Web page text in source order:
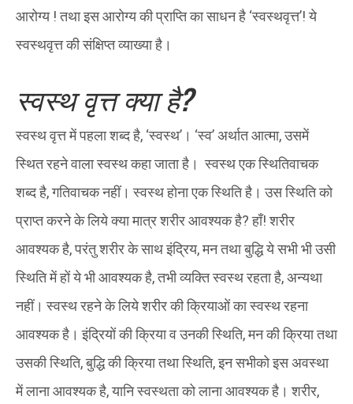
आरोग्य ! तथा इस आरोग्य की प्राप्ति का साधन है ‘स्वस्थवृत्त’! ये
स्वस्थवृत्त की संक्षिप्त व्याख्या है।
स्वस्थ वृत्त क्या है?
स्वस्थ वृत्त में पहला शब्द है, ‘स्वस्थ’। ‘स्व’ अर्थात आत्मा, उसमें
स्थित रहने वाला स्वस्थ कहा जाता है। स्वस्थ एक स्थितिवाचक
शब्द है, गतिवाचक नहीं। स्वस्थ होना एक स्थिति है। उस स्थिति को
प्राप्त करने के लिये क्या मात्र शरीर आवश्यक है? हाँ! शरीर
आवश्यक है, परंतु शरीर के साथ इंद्रिय, मन तथा बुद्धि ये सभी भी उसी
स्थिति में हों ये भी आवश्यक है, तभी व्यक्ति स्वस्थ रहता है, अन्यथा
नहीं। स्वस्थ रहने के लिये शरीर की क्रियाओं का स्वस्थ रहना
आवश्यक है। इंद्रियों की क्रिया व उनकी स्थिति, मन की क्रिया तथा
उसकी स्थिति, बुद्धि की क्रिया तथा स्थिति, इन सभीको इस अवस्था
में लाना आवश्यक है, यानि स्वस्थता को लाना आवश्यक है। शरीर,